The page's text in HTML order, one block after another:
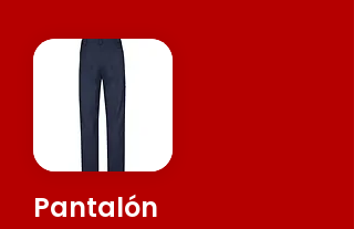
Pantalón